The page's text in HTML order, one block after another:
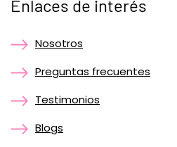
Enlaces de interés
Nosotros
Preguntas frecuentes
Testimonios
Blogs